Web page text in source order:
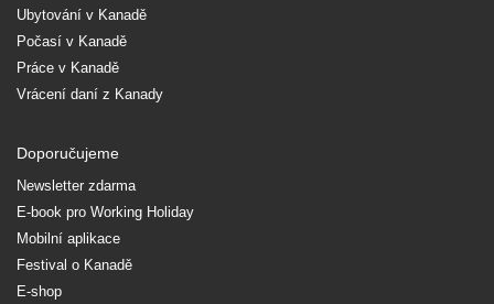
Ubytování v Kanadě
Počasí v Kanadě
Práce v Kanadě
Vrácení daní z Kanady
Doporučujeme
Newsletter zdarma
E-book pro Working Holiday
Mobilní aplikace
Festival o Kanadě
E-shop